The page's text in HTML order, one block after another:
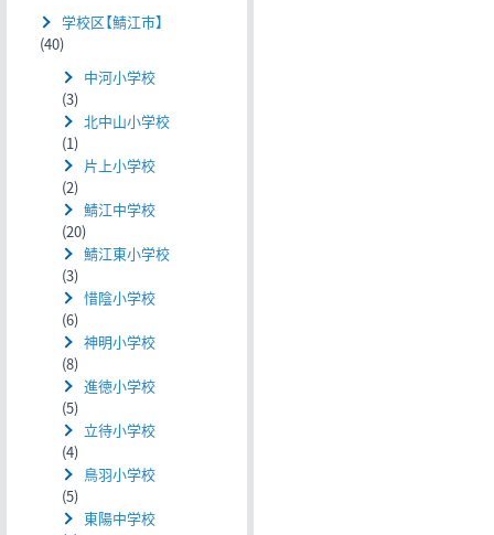
学校区【鯖江市】
(40)
中河小学校
(3)
北中山小学校
(1)
片上小学校
(2)
鯖江中学校
(20)
鯖江東小学校
(3)
惜陰小学校
(6)
神明小学校
(8)
進徳小学校
(5)
立待小学校
(4)
鳥羽小学校
(5)
東陽中学校